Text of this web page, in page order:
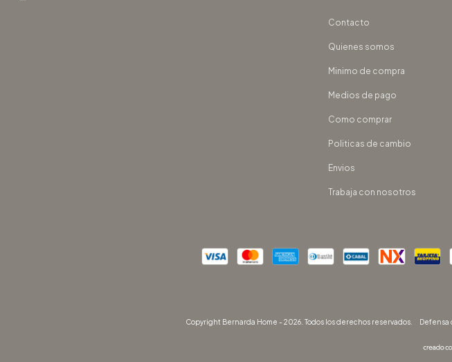
Contacto
Quienes somos
Minimo de compra
Medios de pago
Como comprar
Politicas de cambio
Envios
Trabaja con nosotros
Copyright Bernarda Home - 2026. Todos los derechos reservados. Defensa